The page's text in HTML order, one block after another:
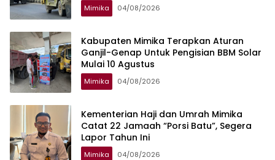
Mimika 04/08/2026
Kabupaten Mimika Terapkan Aturan
Ganjil-Genap Untuk Pengisian BBM Solar
Mulai 10 Agustus
Mimika 04/08/2026
Kementerian Haji dan Umrah Mimika
Catat 22 Jamaah “Porsi Batu”, Segera
Lapor Tahun Ini
Mimika 04/08/2026